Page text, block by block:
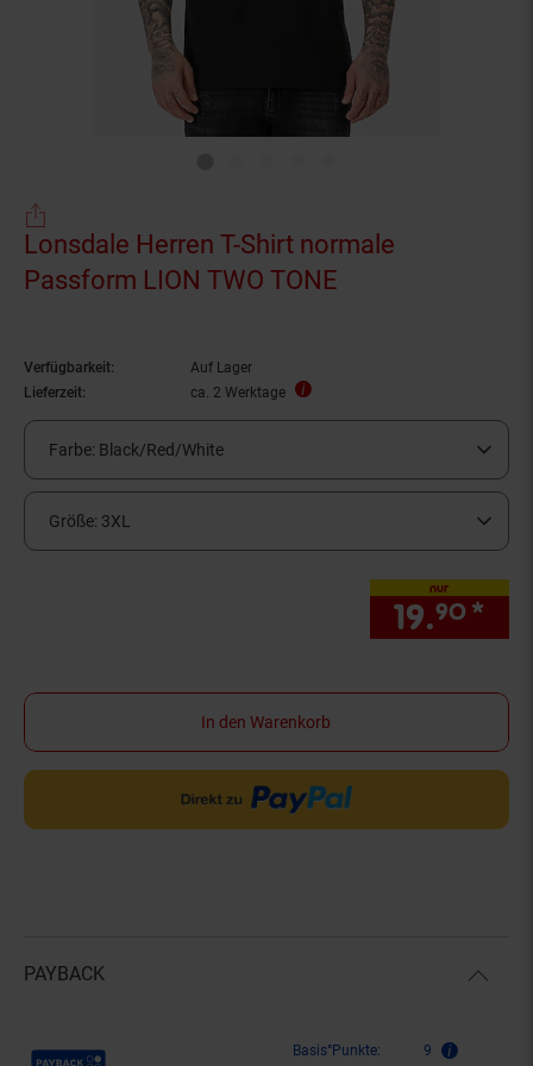
Lonsdale Herren T-Shirt normale
Passform LION TWO TONE
Verfügbarkeit:
Auf Lager
Lieferzeit:
ca. 2 Werktage
Farbe: Black/Red/White
Größe: 3XL
nur
19.90 *
In den Warenkorb
PAYBACK
Payback Punkte Basis°Punkte: 9